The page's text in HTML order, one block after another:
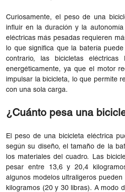
Curiosamente, el peso de una
influir en la duración y la
eléctricas más pesadas requieren
lo que significa que la batería
contrario, las bicicletas
energéticamente, ya que el motor
impulsar la bicicleta, lo que permite
con una sola carga.
¿Cuánto pesa una
El peso de una bicicleta eléctrica
según su diseño, el tamaño de la
los materiales del cuadro. Las
pesar entre 13,6 y 20,4
algunos modelos ultraligeros
kilogramos (20 y 30 libras). A modo